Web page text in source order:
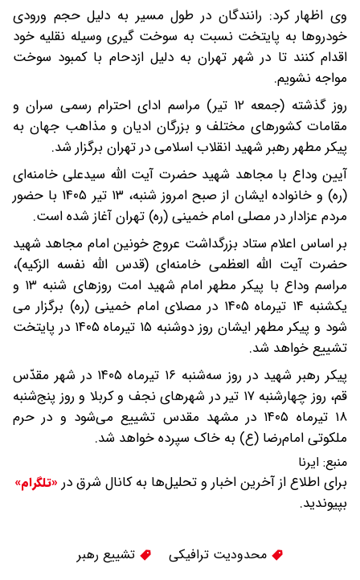
وی اظهار کرد: رانندگان در طول مسیر به دلیل حجم ورودی
خودروها به پایتخت نسبت به سوخت گیری وسیله نقلیه خود
اقدام کنند تا در شهر تهران به دلیل ازدحام با کمبود سوخت
مواجه نشویم.
روز گذشته (جمعه ۱۲ تیر) مراسم ادای احترام رسمی سران و
مقامات کشورهای مختلف و بزرگان ادیان و مذاهب جهان به
پیکر مطهر رهبر شهید انقلاب اسلامی در تهران برگزار شد.
آیین وداع با مجاهد شهید حضرت آیت الله سیدعلی خامنه‌ای
(ره) و خانواده ایشان از صبح امروز شنبه، ۱۳ تیر ۱۴۰۵ با حضور
مردم عزادار در مصلی امام خمینی (ره) تهران آغاز شده است.
بر اساس اعلام ستاد بزرگداشت عروج خونین امام مجاهد شهید
حضرت آیت‌ الله العظمی خامنه‌ای (قدس الله نفسه الزکیه)،
مراسم وداع با پیکر مطهر امام شهید امت روزهای شنبه ۱۳ و
یکشنبه ۱۴ تیرماه ۱۴۰۵ در مصلای امام خمینی (ره) برگزار می
شود و پیکر مطهر ایشان روز دوشنبه ۱۵ تیرماه ۱۴۰۵ در پایتخت
تشییع خواهد شد.
پیکر رهبر شهید در روز سه‌شنبه ۱۶ تیرماه ۱۴۰۵ در شهر مقدّس
قم، روز چهارشنبه ۱۷ تیر در شهرهای نجف و کربلا و روز پنج‌شنبه
۱۸ تیرماه ۱۴۰۵ در مشهد مقدس تشییع می‌شود و در حرم
ملکوتی امام‌رضا (ع) به خاک سپرده خواهد شد.
منبع: ایرنا
برای اطلاع از آخرین اخبار و تحلیل‌ها به کانال شرق در «تلگرام»
بپیوندید.
محدودیت ترافیکی تشییع رهبر